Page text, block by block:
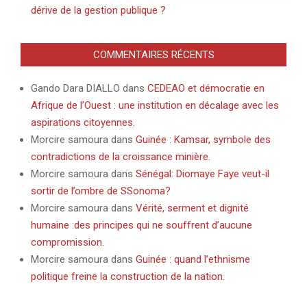
dérive de la gestion publique ?
COMMENTAIRES RÉCENTS
Gando Dara DIALLO dans CEDEAO et démocratie en
Afrique de l’Ouest : une institution en décalage avec les
aspirations citoyennes.
Morcire samoura dans Guinée : Kamsar, symbole des
contradictions de la croissance minière.
Morcire samoura dans Sénégal: Diomaye Faye veut-il
sortir de l’ombre de SSonoma?
Morcire samoura dans Vérité, serment et dignité
humaine :des principes qui ne souffrent d’aucune
compromission.
Morcire samoura dans Guinée : quand l’ethnisme
politique freine la construction de la nation.